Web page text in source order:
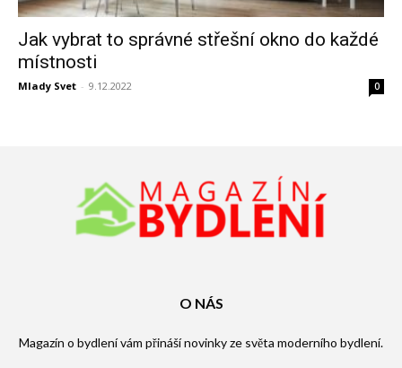
Jak vybrat to správné střešní okno do každé
místnosti
Mlady Svet - 9.12.2022 0
O NÁS
Magazín o bydlení vám přináší novinky ze světa moderního bydlení.